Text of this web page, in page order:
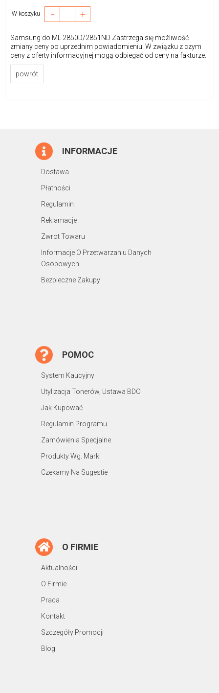
W koszyku - +
Samsung do ML 2850D/2851ND Zastrzega się możliwość
zmiany ceny po uprzednim powiadomieniu. W związku z czym
ceny z oferty informacyjnej mogą odbiegać od ceny na fakturze.
powrót
INFORMACJE
Dostawa
Płatności
Regulamin
Reklamacje
Zwrot Towaru
Informacje O Przetwarzaniu Danych
Osobowych
Bezpieczne Zakupy
POMOC
System Kaucyjny
Utylizacja Tonerów, Ustawa BDO
Jak Kupować
Regulamin Programu
Zamówienia Specjalne
Produkty Wg. Marki
Czekamy Na Sugestie
O FIRMIE
Aktualności
O Firmie
Praca
Kontakt
Szczegóły Promocji
Blog